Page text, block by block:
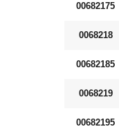
00682175
0068218
00682185
0068219
00682195